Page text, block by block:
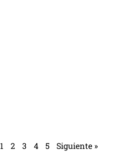
1 2 3 4 5 Siguiente »